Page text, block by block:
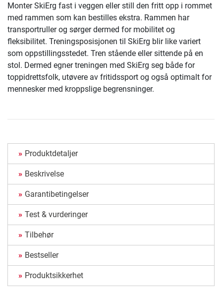
Monter SkiErg fast i veggen eller still den fritt opp i rommet
med rammen som kan bestilles ekstra. Rammen har
transportruller og sørger dermed for mobilitet og
fleksibilitet. Treningsposisjonen til SkiErg blir like variert
som oppstillingsstedet. Tren stående eller sittende på en
stol. Dermed egner treningen med SkiErg seg både for
toppidrettsfolk, utøvere av fritidssport og også optimalt for
mennesker med kroppslige begrensninger.
Produktdetaljer
Beskrivelse
Garantibetingelser
Test & vurderinger
Tilbehør
Bestseller
Produktsikkerhet